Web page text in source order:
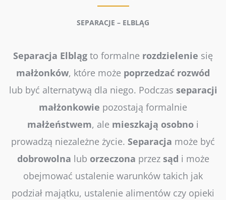
SEPARACJE – ELBLĄG
Separacja Elbląg to formalne rozdzielenie się
małżonków, które może poprzedzać rozwód
lub być alternatywą dla niego. Podczas separacji
małżonkowie pozostają formalnie
małżeństwem, ale mieszkają osobno i
prowadzą niezależne życie. Separacja może być
dobrowolna lub orzeczona przez sąd i może
obejmować ustalenie warunków takich jak
podział majątku, ustalenie alimentów czy opieki